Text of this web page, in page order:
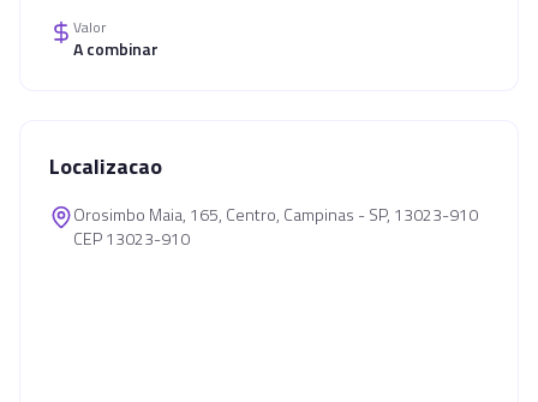
Valor
A combinar
Localizacao
Orosimbo Maia, 165, Centro, Campinas - SP, 13023-910
CEP 13023-910